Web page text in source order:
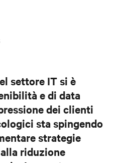
settore IT si è
e di data
dei clienti
sta spingendo
strategie
riduzione